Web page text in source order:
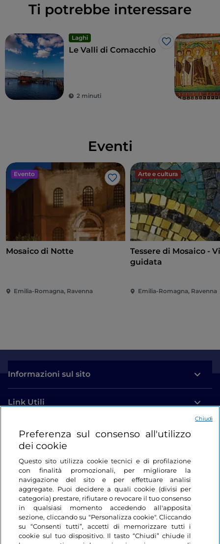
Ti potrebbe interessare
Laghi
Like
Le Valli di Comacchio
2 minuti
Eventi
Evento
Like
Mosaico di Notte
Emilia-Romagna, Ravenna
Arte e cultura
Tessere di Mosaico -
guidata
Emilia-Romagna, Ravenna
Informazioni sul sito
Link Utili
Login
Restiamo in contatto
Preferenza sul consenso all'utilizzo
dei cookie
Questo sito utilizza cookie tecnici e di profilazione
con finalità promozionali, per migliorare la
navigazione del sito e per effettuare analisi
aggregate. Puoi decidere a quali cookie (divisi per
categoria) prestare, rifiutare o revocare il tuo consenso
in qualsiasi momento accedendo all'apposita
sezione, cliccando su "Personalizza cookie". Cliccando
su “Consenti tutti”, accetti di memorizzare tutti i
cookie sul tuo dispositivo. Il tasto “Chiudi” chiude il
Chiudi